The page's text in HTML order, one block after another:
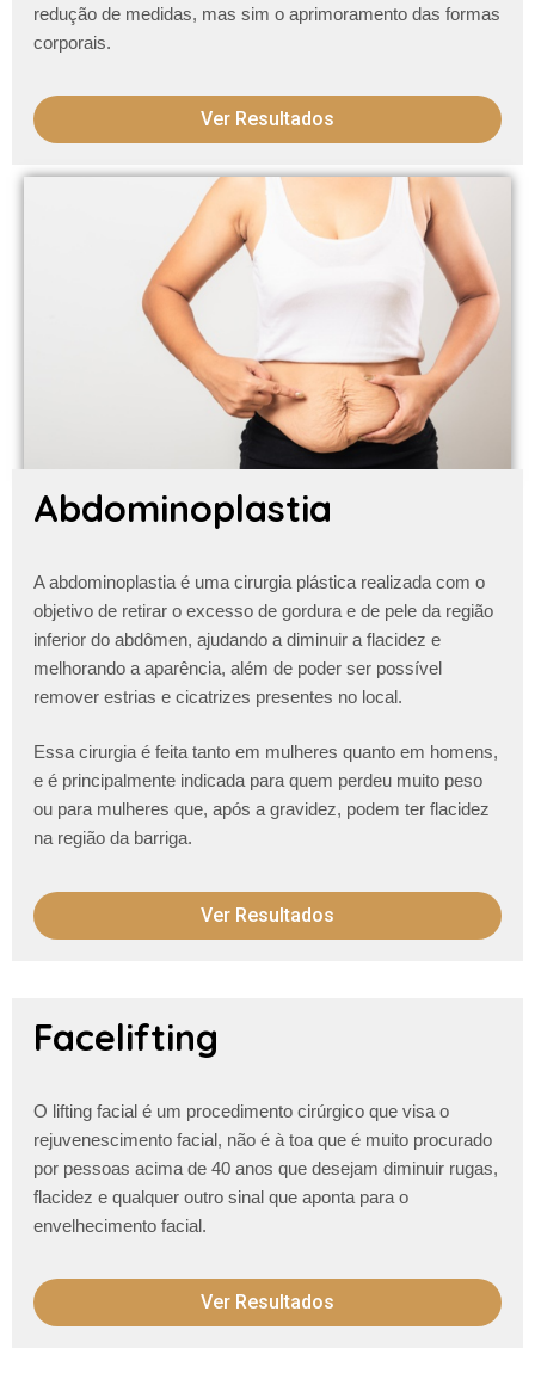
redução de medidas, mas sim o aprimoramento das formas
corporais.
Ver Resultados
Abdominoplastia
A abdominoplastia é uma cirurgia plástica realizada com o
objetivo de retirar o excesso de gordura e de pele da região
inferior do abdômen, ajudando a diminuir a flacidez e
melhorando a aparência, além de poder ser possível
remover estrias e cicatrizes presentes no local.
Essa cirurgia é feita tanto em mulheres quanto em homens,
e é principalmente indicada para quem perdeu muito peso
ou para mulheres que, após a gravidez, podem ter flacidez
na região da barriga.
Ver Resultados
Facelifting
O lifting facial é um procedimento cirúrgico que visa o
rejuvenescimento facial, não é à toa que é muito procurado
por pessoas acima de 40 anos que desejam diminuirrugas,
flacidez e qualquer outro sinal que aponta para o
envelhecimento facial.
Ver Resultados